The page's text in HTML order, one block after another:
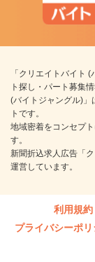
「クリエイトバイト
ト探し・パート募集
(バイトジャングル)」
トです。
地域密着をコンセプ
す。
新聞折込求人広告「
運営しています。
利用規約
プライバシーポ